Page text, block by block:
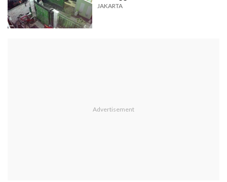
JAKARTA